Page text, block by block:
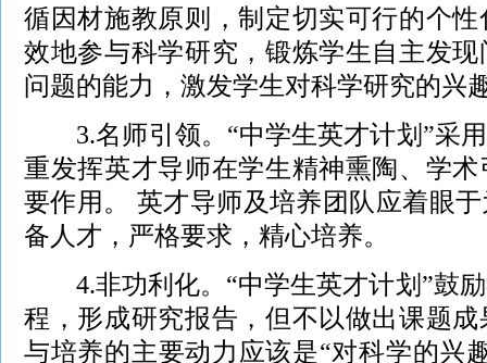
循因材施教原则，制定切实可行的个
效地参与科学研究，锻炼学生自主发
问题的能力，激发学生对科学研究的兴
3.名师引领。“中学生英才计划”采用
重发挥英才导师在学生精神熏陶、学
要作用。 英才导师及培养团队应着眼
备人才，严格要求，精心培养。
4.非功利化。“中学生英才计划”鼓励
程，形成研究报告，但不以做出课题
与培养的主要动力应该是“对科学的兴